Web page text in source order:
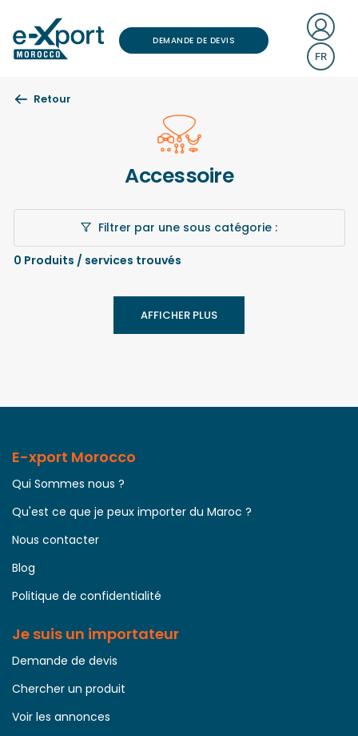
DEMANDE DE DEVIS
FR
Retour
Accessoire
Filtrer par une sous catégorie :
0 Produits / services trouvés
AFFICHER PLUS
E-xport Morocco
Qui Sommes nous ?
Qu'est ce que je peux importer du Maroc ?
Nous contacter
Blog
Politique de confidentialité
Je suis un importateur
Demande de devis
Chercher un produit
Voir les annonces